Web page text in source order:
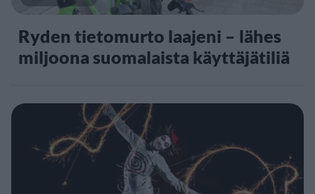
Ryden tietomurto laajeni – lähes
miljoona suomalaista käyttäjätiliä